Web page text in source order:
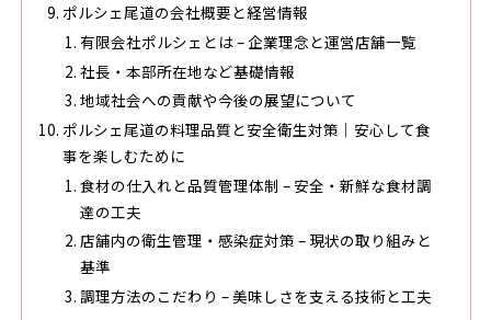
ポルシェ尾道の会社概要と経営情報
有限会社ポルシェとは – 企業理念と運営店舗一覧
社長・本部所在地など基礎情報
地域社会への貢献や今後の展望について
ポルシェ尾道の料理品質と安全衛生対策｜安心して食
事を楽しむために
食材の仕入れと品質管理体制 – 安全・新鮮な食材調
達の工夫
店舗内の衛生管理・感染症対策 – 現状の取り組みと
基準
調理方法のこだわり – 美味しさを支える技術と工夫